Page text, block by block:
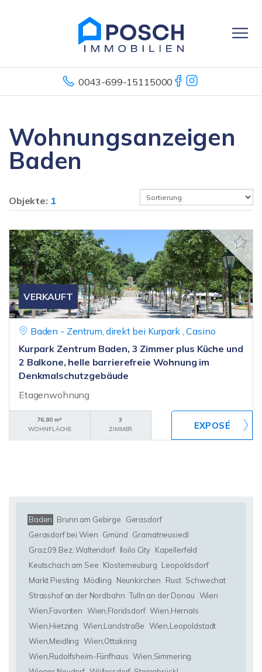
0043-699-15115000
Wohnungsanzeigen
Baden
Objekte: 1
VERKAUFT
Baden - Zentrum, direkt bei Kurpark , Casino
Kurpark Zentrum Baden, 3 Zimmer plus Küche und
2 Balkone, helle barrierefreie Wohnung im
Denkmalschutzgebäude
Etagenwohnung
76,80 m²
WOHNFLÄCHE
3
ZIMMER
Baden Brunn am Gebirge
Gerasdorf
Gerasdorf bei Wien Gmünd Gramatneusiedl
Graz,09.Bez.:Waltendorf Iloilo City Kapellerfeld
Keutschach am See Klosterneuburg Leopoldsdorf
Markt Piesting
Mödling Neunkirchen Rust Schwechat
Strasshof an der Nordbahn Tulln an der Donau Wien
Wien,Favoriten Wien,Floridsdorf Wien,Hernals
Wien,Hietzing Wien,Landstraße Wien,Leopoldstadt
Wien,Meidling Wien,Ottakring
Wien,Rudolfsheim-Fünfhaus Wien,Simmering